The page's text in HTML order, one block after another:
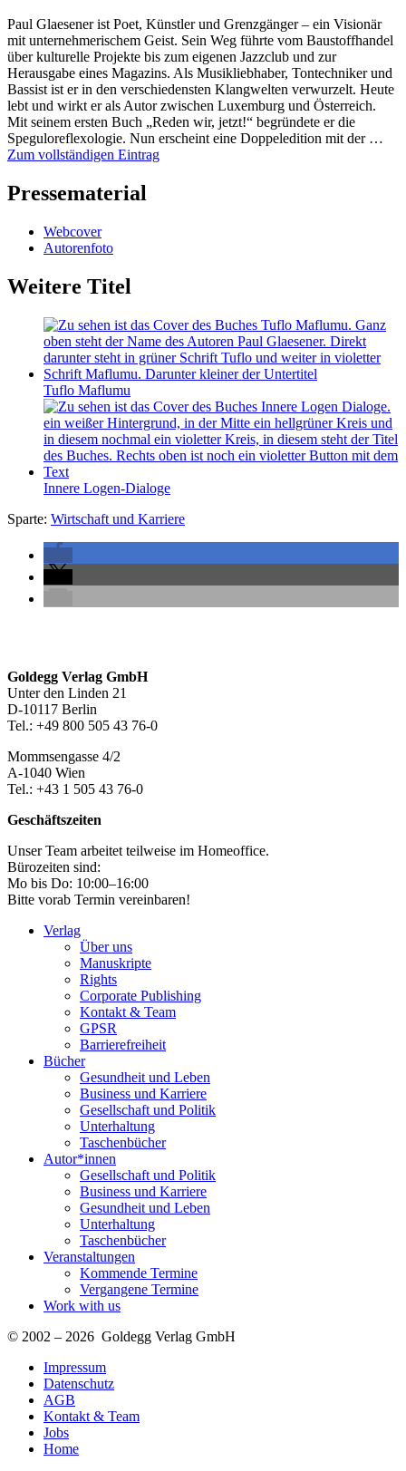
Paul Glaesener ist Poet, Künstler und Grenzgänger – ein Visionär
mit unternehmerischem Geist. Sein Weg führte vom Baustoffhandel
über kulturelle Projekte bis zum eigenen Jazzclub und zur
Herausgabe eines Magazins. Als Musikliebhaber, Tontechniker und
Bassist ist er in den verschiedensten Klangwelten verwurzelt. Heute
lebt und wirkt er als Autor zwischen Luxemburg und Österreich.
Mit seinem ersten Buch „Reden wir, jetzt!“ begründete er die
Speguloreflexologie. Nun erscheint eine Doppeledition mit der …
Zum vollständigen Eintrag
Pressematerial
Webcover
Autorenfoto
Weitere Titel
Tuflo Maflumu
Innere Logen-Dialoge
Sparte: Wirtschaft und Karriere
Footer-
Section
Goldegg Verlag GmbH
Unter den Linden 21
D-10117 Berlin
Tel.: +49 800 505 43 76-0
Mommsengasse 4/2
A-1040 Wien
Tel.: +43 1 505 43 76-0
Geschäftszeiten
Unser Team arbeitet teilweise im Homeoffice.
Bürozeiten sind:
Mo bis Do: 10:00–16:00
Bitte vorab Termin vereinbaren!
Verlag
Über uns
Manuskripte
Rights
Corporate Publishing
Kontakt & Team
GPSR
Barrierefreiheit
Bücher
Gesundheit und Leben
Business und Karriere
Gesellschaft und Politik
Unterhaltung
Taschenbücher
Autor*innen
Gesellschaft und Politik
Business und Karriere
Gesundheit und Leben
Unterhaltung
Taschenbücher
Veranstaltungen
Kommende Termine
Vergangene Termine
Work with us
© 2002 – 2026 Goldegg Verlag GmbH
Impressum
Datenschutz
AGB
Kontakt & Team
Jobs
Home